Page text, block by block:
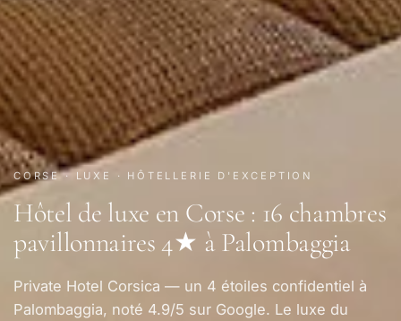
CORSE · LUXE · HÔTELLERIE D'EXCEPTION
Hôtel de luxe en Corse : 16 chambres
pavillonnaires 4★ à Palombaggia
Private Hotel Corsica — un 4 étoiles confidentiel à
Palombaggia, noté 4.9/5 sur Google. Le luxe du